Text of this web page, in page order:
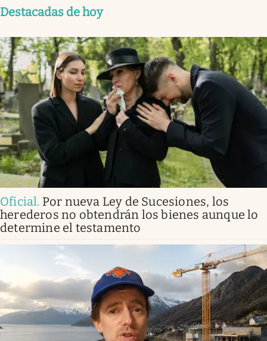
Destacadas de hoy
Oficial. Por nueva Ley de Sucesiones, los
herederos no obtendrán los bienes aunque lo
determine el testamento